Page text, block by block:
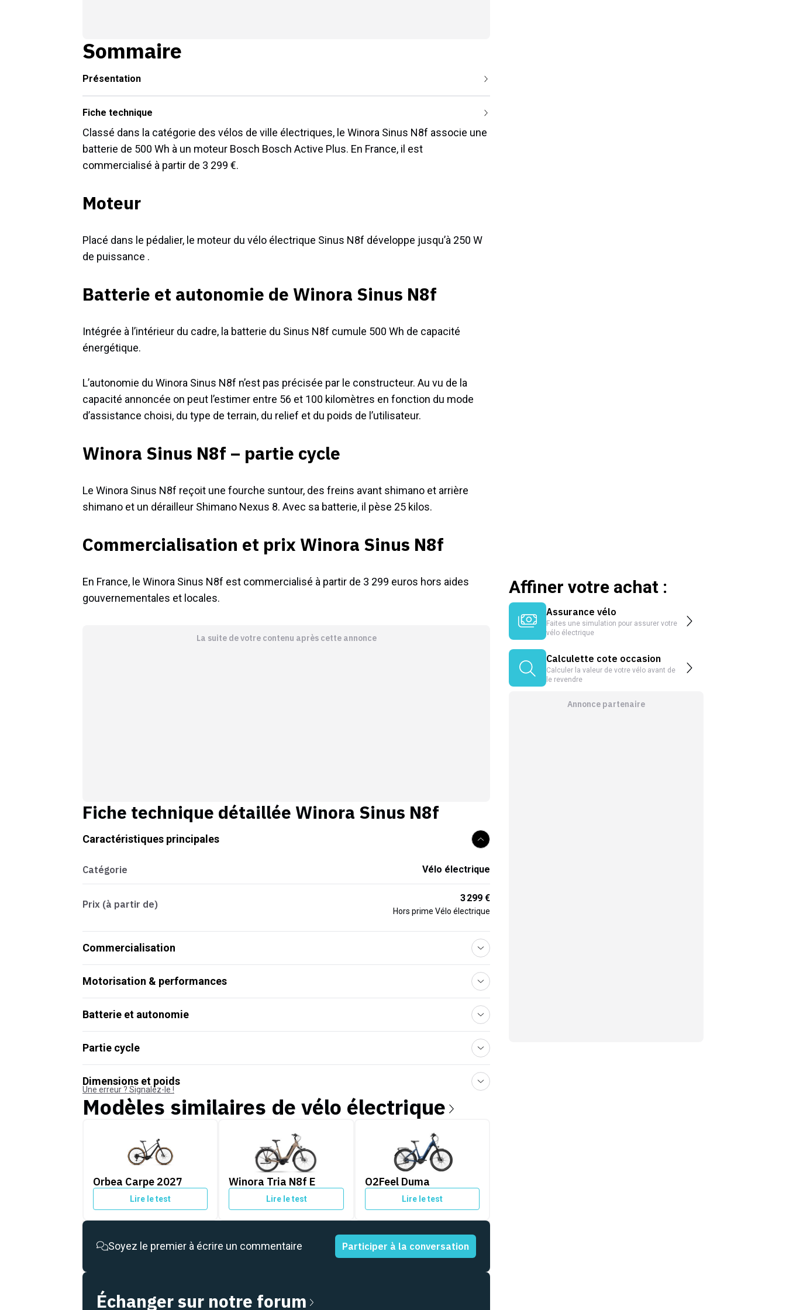
Sommaire
Présentation
Fiche technique
Classé dans la catégorie des vélos de ville électriques, le Winora Sinus N8f associe une
batterie de 500 Wh à un moteur Bosch Bosch Active Plus. En France, il est
commercialisé à partir de 3 299 €.
Moteur
Placé dans le pédalier, le moteur du vélo électrique Sinus N8f développe jusqu’à 250 W
de puissance .
Batterie et autonomie de Winora Sinus N8f
Intégrée à l’intérieur du cadre, la batterie du Sinus N8f cumule 500 Wh de capacité
énergétique.
L’autonomie du Winora Sinus N8f n’est pas précisée par le constructeur. Au vu de la
capacité annoncée on peut l’estimer entre 56 et 100 kilomètres en fonction du mode
d’assistance choisi, du type de terrain, du relief et du poids de l’utilisateur.
Winora Sinus N8f – partie cycle
Le Winora Sinus N8f reçoit une fourche suntour, des freins avant shimano et arrière
shimano et un dérailleur Shimano Nexus 8. Avec sa batterie, il pèse 25 kilos.
Commercialisation et prix Winora Sinus N8f
En France, le Winora Sinus N8f est commercialisé à partir de 3 299 euros hors aides
gouvernementales et locales.
La suite de votre contenu après cette annonce
Fiche technique détaillée Winora Sinus N8f
Caractéristiques principales
Catégorie Vélo électrique
Prix (à partir de)
3 299 €
Hors prime Vélo électrique
Commercialisation
Motorisation & performances
Batterie et autonomie
Partie cycle
Dimensions et poids
Une erreur ? Signalez-le !
Modèles similaires de vélo électrique
Orbea Carpe 2027
Lire le test
Winora Tria N8f E
Winora Tria N8f E
Lire le test
O2Feel Duma
Lire le test
Soyez le premier à écrire un commentaire Participer à la conversation
Échanger sur notre forum
Affiner votre achat :
Assurance vélo
Faites une simulation pour assurer votre
vélo électrique
Calculette cote occasion
Calculer la valeur de votre vélo avant de
le revendre
Annonce partenaire